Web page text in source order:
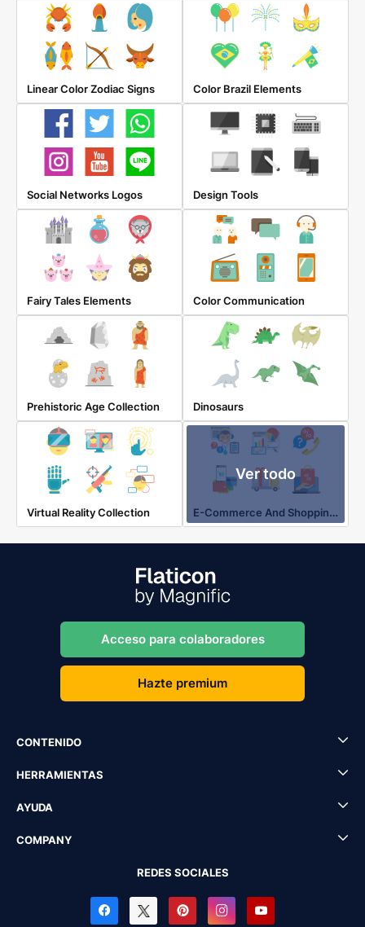
Linear Color Zodiac Signs Color Brazil Elements
Social Networks Logos Design Tools
Fairy Tales Elements Color Communication
Prehistoric Age Collection Dinosaurs
Virtual Reality Collection
Ver todo
E-Commerce And Shopping Elements
Acceso para colaboradores
Hazte premium
CONTENIDO
HERRAMIENTAS
AYUDA
COMPANY
REDES SOCIALES